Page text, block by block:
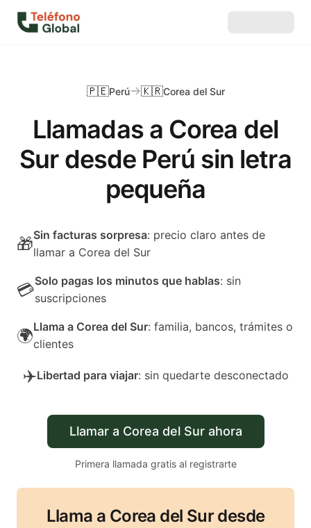
Llamadas a Corea del
Sur desde Perú sin letra
pequeña
🇵🇪Perú 🇰🇷Corea del Sur
🎁Sin facturas sorpresa: precio claro antes de
llamar a Corea del Sur
💳Solo pagas los minutos que hablas: sin
suscripciones
🌍Llama a Corea del Sur: familia, bancos, trámites o
clientes
✈️Libertad para viajar: sin quedarte desconectado
Llamar a Corea del Sur ahora
Primera llamada gratis al registrarte
Llama a Corea del Sur desde